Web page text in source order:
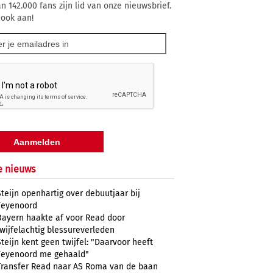
142.000 fans zijn lid van onze nieuwsbrief.
aan!
nieuws
openhartig over debuutjaar bij
haakte af voor Read door
blessureverleden
kent geen twijfel: "Daarvoor heeft
me gehaald"
Read naar AS Roma van de baan